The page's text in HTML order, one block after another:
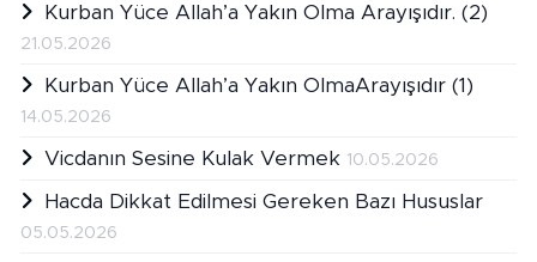
Kurban Yüce Allah’a Yakın Olma Arayışıdır. (2)
21.05.2026
Kurban Yüce Allah’a Yakın OlmaArayışıdır (1)
14.05.2026
Vicdanın Sesine Kulak Vermek 10.05.2026
Hacda Dikkat Edilmesi Gereken Bazı Hususlar
05.05.2026